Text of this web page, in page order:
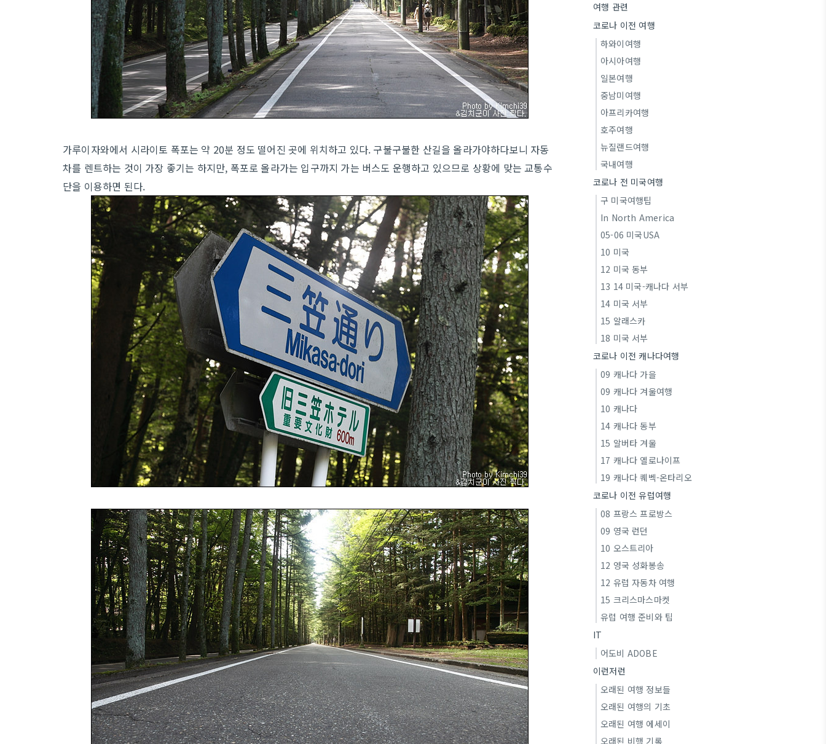
가루이자와에서 시라이토 폭포는 약 20분 정도 떨어진 곳에 위치하고 있다. 구불구불한 산길을 올라가야하다보니 자동
차를 렌트하는 것이 가장 좋기는 하지만, 폭포로 올라가는 입구까지 가는 버스도 운행하고 있으므로 상황에 맞는 교통수
단을 이용하면 된다.
여행 관련
코로나 이전 여행
하와이여행
아시아여행
일본여행
중남미여행
아프리카여행
호주여행
뉴질랜드여행
국내여행
코로나 전 미국여행
구 미국여행팁
In North America
05-06 미국USA
10 미국
12 미국 동부
13 14 미국-캐나다 서부
14 미국 서부
15 알래스카
18 미국 서부
코로나 이전 캐나다여행
09 캐나다 가을
09 캐나다 겨울여행
10 캐나다
14 캐나다 동부
15 알버타 겨울
17 캐나다 옐로나이프
19 캐나다 퀘벡-온타리오
코로나 이전 유럽여행
08 프랑스 프로방스
09 영국 런던
10 오스트리아
12 영국 성화봉송
12 유럽 자동차 여행
15 크리스마스마켓
유럽 여행 준비와 팁
IT
어도비 ADOBE
이런저런
오래된 여행 정보들
오래된 여행의 기초
오래된 여행 에세이
오래된 비행 기록